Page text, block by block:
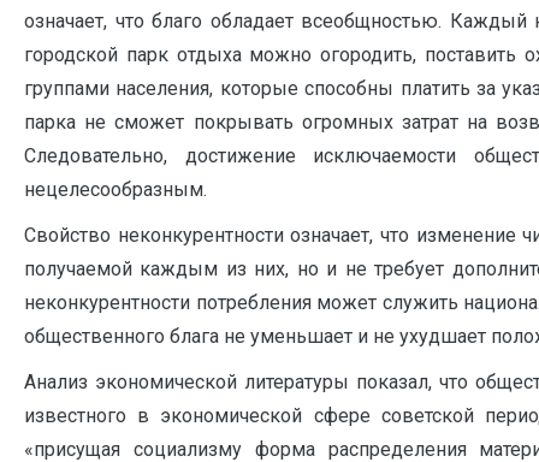
означает, что благо обладает всеобщностью.
городской парк отдыха можно огородить, поставить
группами населения, которые способны платить за
парка не сможет покрывать огромных затрат на
Следовательно, достижение исключаемости
нецелесообразным.
Свойство неконкурентности означает, что изменение
получаемой каждым из них, но и не требует
неконкурентности потребления может служить
общественного блага не уменьшает и не ухудшает
Анализ экономической литературы показал, что
известного в экономической сфере советской
«присущая социализму форма распределения